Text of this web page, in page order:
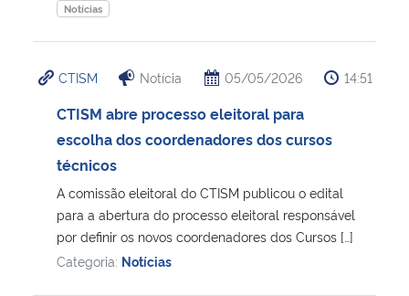
Notícias
CTISM Notícia 05/05/2026 14:51
CTISM abre processo eleitoral para
escolha dos coordenadores dos cursos
técnicos
A comissão eleitoral do CTISM publicou o edital
para a abertura do processo eleitoral responsável
por definir os novos coordenadores dos Cursos […]
Categoria: Notícias